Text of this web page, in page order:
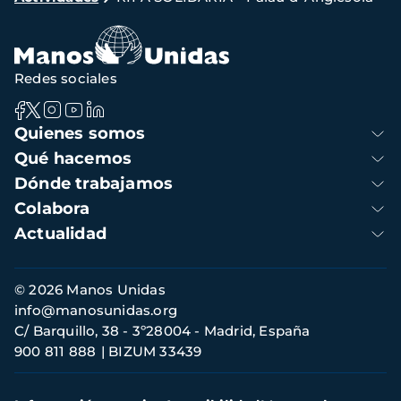
navegación
Navegación
principal
Quienes somos
Qué hacemos
Dónde trabajamos
Colabora
Actualidad
Redes sociales
Información
de
contacto
© 2026 Manos Unidas
C/ Barquillo, 38 - 3º28004 - Madrid, España
900 811 888
BIZUM 33439
info@manosunidas.org